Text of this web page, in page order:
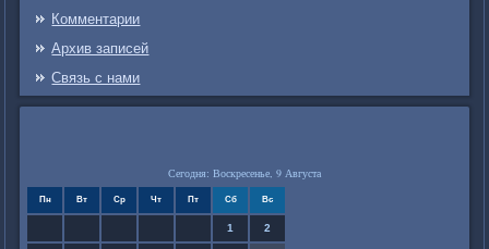
Комментарии
Архив записей
Связь c нами
Сегодня: Воскресенье, 9 Августа
Пн Вт Ср Чт Пт Сб Вс
1 2